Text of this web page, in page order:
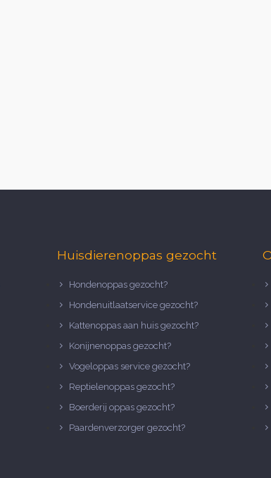
Huisdierenoppas gezocht
Hondenoppas gezocht?
Hondenuitlaatservice gezocht?
Kattenoppas aan huis gezocht?
Konijnenoppas gezocht?
Vogeloppas service gezocht?
Reptielenoppas gezocht?
Boerderij oppas gezocht?
Paardenverzorger gezocht?